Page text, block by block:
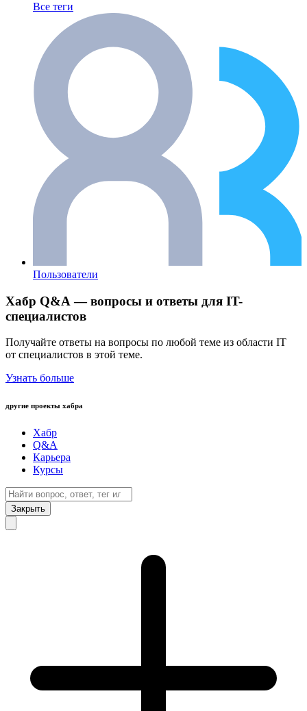
Все теги
Пользователи
Хабр Q&A — вопросы и ответы для IT-
специалистов
Получайте ответы на вопросы по любой теме из области IT
от специалистов в этой теме.
Узнать больше
другие проекты хабра
Хабр
Q&A
Карьера
Курсы
Закрыть